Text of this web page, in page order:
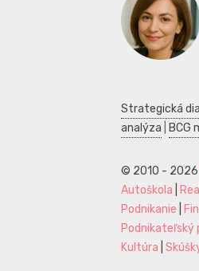
Strategická
analýza
BCG
© 2010 - 2026
Autoškola
Podnikanie
Podnikateľský
Kultúra